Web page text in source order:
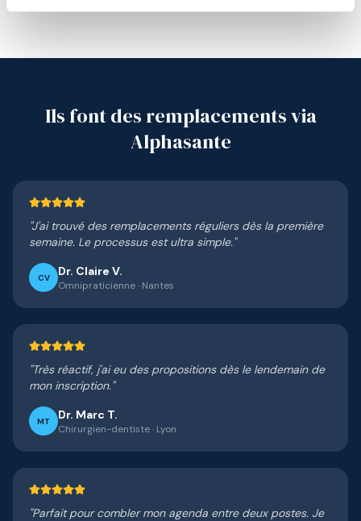
Ils font des remplacements via
Alphasante
"J'ai trouvé des remplacements réguliers dès la première
semaine. Le processus est ultra simple."
CV Dr. Claire V.
Omnipraticienne· Nantes
"Très réactif, j'ai eu des propositions dès le lendemain de
mon inscription."
MT Dr. Marc T.
Chirurgien-dentiste· Lyon
"Parfait pour combler mon agenda entre deux postes. Je